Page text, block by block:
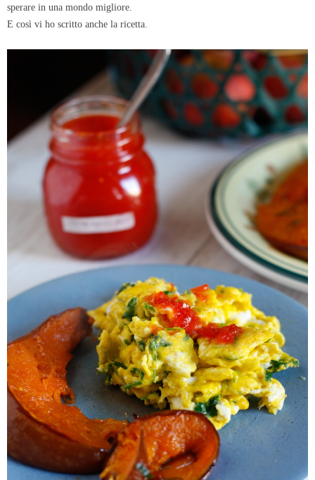
sperare in una mondo migliore.
E così vi ho scritto anche la ricetta.